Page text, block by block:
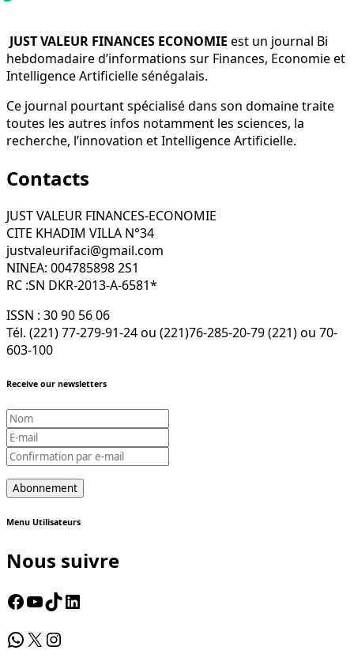
JUST VALEUR FINANCES ECONOMIE est un journal Bi
hebdomadaire d’informations sur Finances, Economie et
Intelligence Artificielle sénégalais.
Ce journal pourtant spécialisé dans son domaine traite
toutes les autres infos notamment les sciences, la
recherche, l’innovation et Intelligence Artificielle.
Contacts
JUST VALEUR FINANCES-ECONOMIE
CITE KHADIM VILLA N°34
justvaleurifaci@gmail.com
NINEA: 004785898 2S1
RC :SN DKR-2013-A-6581*
ISSN : 30 90 56 06
Tél. (221) 77-279-91-24 ou (221)76-285-20-79 (221) ou 70-
603-100
Receive our newsletters
Menu Utilisateurs
Nous suivre
Facebook
YouTube
TikTokLinkedIn
WhatsApp
X Instagram